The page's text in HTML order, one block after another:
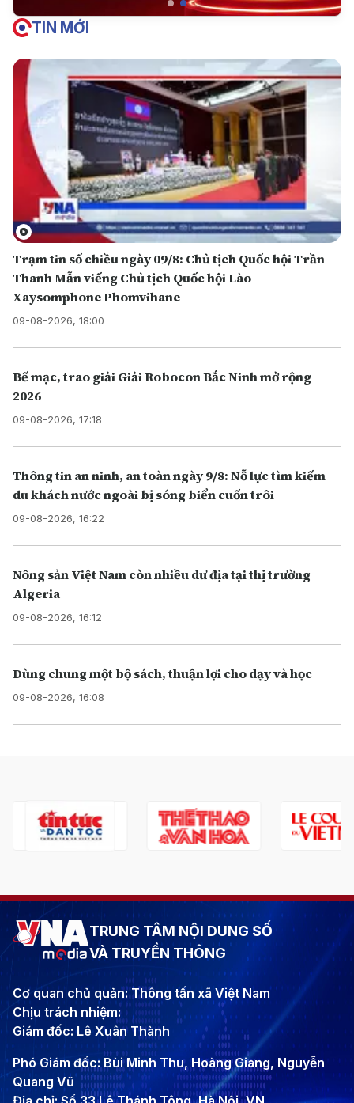
TIN MỚI
Trạm tin số chiều ngày 09/8: Chủ tịch Quốc hội Trần
Thanh Mẫn viếng Chủ tịch Quốc hội Lào
Xaysomphone Phomvihane
09-08-2026, 18:00
Bế mạc, trao giải Giải Robocon Bắc Ninh mở rộng
2026
09-08-2026, 17:18
Thông tin an ninh, an toàn ngày 9/8: Nỗ lực tìm kiếm
du khách nước ngoài bị sóng biển cuốn trôi
09-08-2026, 16:22
Nông sản Việt Nam còn nhiều dư địa tại thị trường
Algeria
09-08-2026, 16:12
Dùng chung một bộ sách, thuận lợi cho dạy và học
09-08-2026, 16:08
TRUNG TÂM NỘI DUNG SỐ
VÀ TRUYỀN THÔNG
Cơ quan chủ quản: Thông tấn xã Việt Nam
Chịu trách nhiệm:
Giám đốc: Lê Xuân Thành
Phó Giám đốc: Bùi Minh Thu, Hoàng Giang, Nguyễn
Quang Vũ